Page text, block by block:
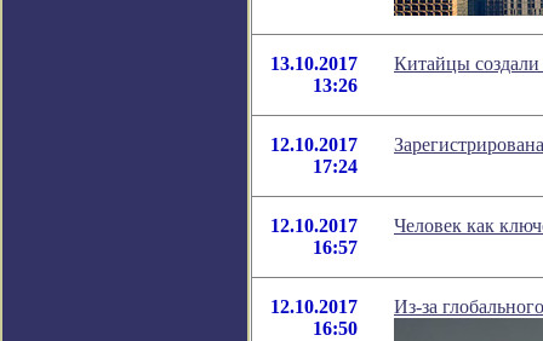
13.10.2017
13:26
Китайцы
12.10.2017
17:24
12.10.2017
16:57
Человек как
12.10.2017
16:50
Из-за